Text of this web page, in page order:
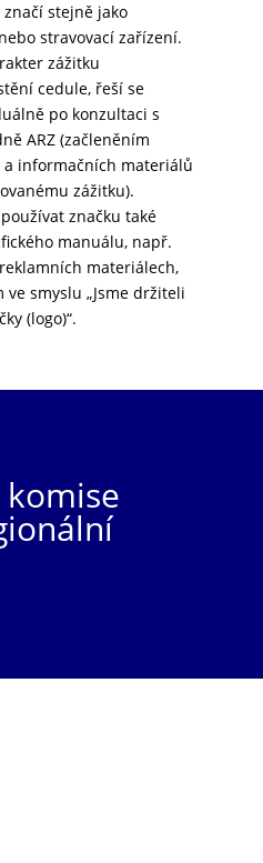
stejně jako
stravovací zařízení.
zážitku
cedule, řeší se
po konzultaci s
ARZ (začleněním
a informačních materiálů
zážitku).
značku také
manuálu, např.
materiálech,
smyslu „Jsme držiteli
(logo)“.